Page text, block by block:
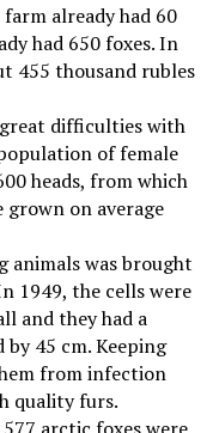
already had 60
had 650 foxes. In
455 thousand rubles
difficulties with
of female
heads, from which
grown on average
animals was brought
1949, the cells were
and they had a
45 cm. Keeping
from infection
quality furs.
arctic foxes were